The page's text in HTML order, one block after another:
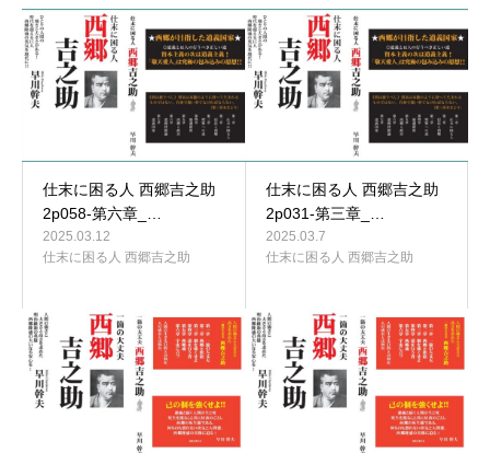
仕末に困る人 西郷吉之助
2p058-第六章_…
2025.03.12
仕末に困る人 西郷吉之助
仕末に困る人 西郷吉之助
2p031-第三章_…
2025.03.7
仕末に困る人 西郷吉之助